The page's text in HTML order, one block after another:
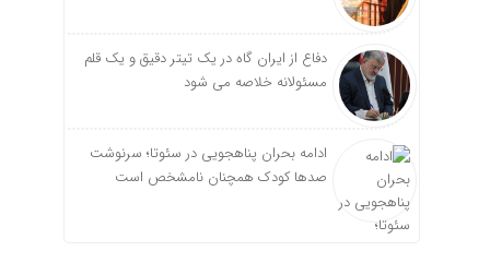
دفاع از ایران گاه در یک تیتر دقیق و یک قلم
مسئولانه خلاصه می شود
ادامه بحران پناهجویی در سئوتا؛ سرنوشت
صدها کودک همچنان نامشخص است